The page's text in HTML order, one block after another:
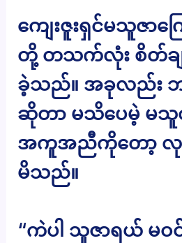
ကျေးဇူးရှင်မသူဇာက
တို့ တသက်လုံး စိတ်ချ
ခဲ့သည်။ အခုလည်း ဘ
ဆိုတာ မသိပေမဲ့ မသူ
အကူအညီကိုတော့ လုပ်
မိသည်။
“ကဲပါ သူဇာရယ် မဝ